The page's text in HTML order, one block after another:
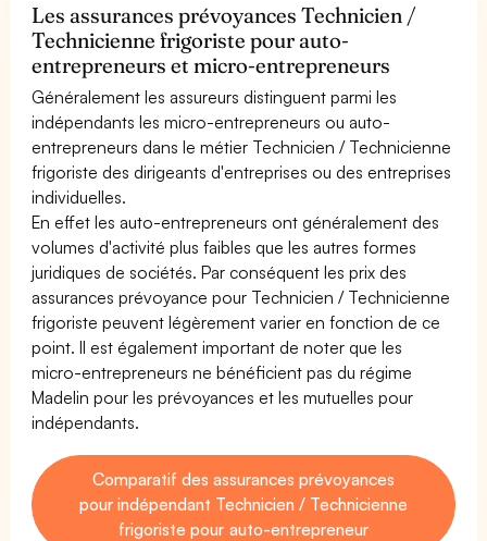
Les assurances prévoyances Technicien /
Technicienne frigoriste pour auto-
entrepreneurs et micro-entrepreneurs
Généralement les assureurs distinguent parmi les
indépendants les micro-entrepreneurs ou auto-
entrepreneurs dans le métier Technicien / Technicienne
frigoriste des dirigeants d'entreprises ou des entreprises
individuelles.
En effet les auto-entrepreneurs ont généralement des
volumes d'activité plus faibles que les autres formes
juridiques de sociétés. Par conséquent les prix des
assurances prévoyance pour Technicien / Technicienne
frigoriste peuvent légèrement varier en fonction de ce
point. Il est également important de noter que les
micro-entrepreneurs ne bénéficient pas du régime
Madelin pour les prévoyances et les mutuelles pour
indépendants.
Comparatif des assurances prévoyances
pour indépendant Technicien / Technicienne
frigoriste pour auto-entrepreneur